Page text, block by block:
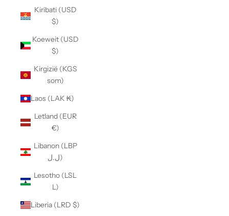
Kiribati (USD
$)
Koeweit (USD
$)
Kirgizië (KGS
som)
Laos (LAK ₭)
Letland (EUR
€)
Libanon (LBP
ل.ل)
Lesotho (LSL
L)
Liberia (LRD $)